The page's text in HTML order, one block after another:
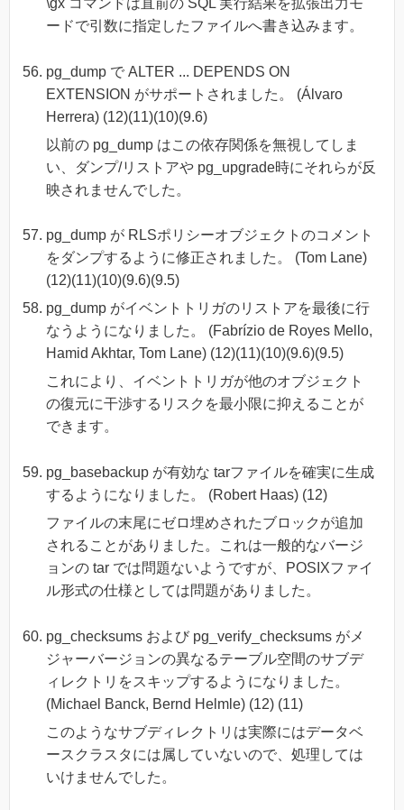
\gx コマンドは直前の SQL 実行結果を拡張出力モ
ードで引数に指定したファイルへ書き込みます。
pg_dump で ALTER ... DEPENDS ON
EXTENSION がサポートされました。 (Álvaro
Herrera) (12)(11)(10)(9.6)
以前の pg_dump はこの依存関係を無視してしま
い、ダンプ/リストアや pg_upgrade時にそれらが反
映されませんでした。
pg_dump が RLSポリシーオブジェクトのコメント
をダンプするように修正されました。 (Tom Lane)
(12)(11)(10)(9.6)(9.5)
pg_dump がイベントトリガのリストアを最後に行
なうようになりました。 (Fabrízio de Royes Mello,
Hamid Akhtar, Tom Lane) (12)(11)(10)(9.6)(9.5)
これにより、イベントトリガが他のオブジェクト
の復元に干渉するリスクを最小限に抑えることが
できます。
pg_basebackup が有効な tarファイルを確実に生成
するようになりました。 (Robert Haas) (12)
ファイルの末尾にゼロ埋めされたブロックが追加
されることがありました。これは一般的なバージ
ョンの tar では問題ないようですが、POSIXファイ
ル形式の仕様としては問題がありました。
pg_checksums および pg_verify_checksums がメ
ジャーバージョンの異なるテーブル空間のサブデ
ィレクトリをスキップするようになりました。
(Michael Banck, Bernd Helmle) (12) (11)
このようなサブディレクトリは実際にはデータベ
ースクラスタには属していないので、処理しては
いけませんでした。